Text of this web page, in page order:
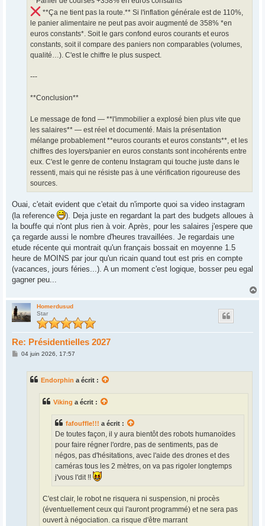
**Ça ne tient pas la route.** Si l'inflation générale est de 110%,
le panier alimentaire ne peut pas avoir augmenté de 358% *en
euros constants*. Soit le gars confond euros courants et euros
constants, soit il compare des paniers non comparables (volumes,
qualité…). C'est le chiffre le plus suspect.
---
**Conclusion**
Le message de fond — **l'immobilier a explosé bien plus vite que
les salaires** — est réel et documenté. Mais la présentation
mélange probablement **euros courants et euros constants**, et les
chiffres des loyers/panier en euros constants sont incohérents entre
eux. C'est le genre de contenu Instagram qui touche juste dans le
ressenti, mais qui ne résiste pas à une vérification rigoureuse des
sources.
Ouai, c'etait evident que c'etait du n'importe quoi sa video instagram
(la reference
). Deja juste en regardant la part des budgets alloues à
la bouffe qui n'ont plus rien à voir. Après, pour les salaires j'espere que
ça regarde aussi le nombre d'heures travaillées. Je regardais une
etude récente qui montrait qu'un français bossait en moyenne 1.5
heure de MOINS par jour qu'un ricain quand tout est pris en compte
(vacances, jours féries...). A un moment c'est logique, bosser peu egal
gagner peu...
Homerdusud
Star
Re: Présidentielles 2027
M04 juin 2026, 17:57
Endorphin a écrit :
Viking a écrit :
fafouffle!!! a écrit :
De toutes façon, il y aura bientôt des robots humanoïdes
pour faire régner l'ordre, pas de sentiments, pas de
négos, pas d'hésitations, avec l'aide des drones et des
caméras tous les 2 mètres, on va pas rigoler longtemps
j'vous l'dit !!
C'est clair, le robot ne risquera ni suspension, ni procès
(éventuellement ceux qui l'auront programmé) et ne sera pas
ouvert à négociation. ca risque d'être marrant